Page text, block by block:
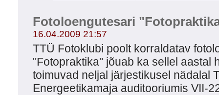
Fotoloengutesari
16.04.2009 21:57
TTÜ Fotoklubi poolt korraldatav
"Fotopraktika" jõuab ka sellel aastal
toimuvad neljal järjestikusel nädalal
Energeetikamaja auditooriumis VII-